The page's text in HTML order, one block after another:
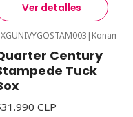
Ver detalles
| Konami
Century
Tuck
CLP